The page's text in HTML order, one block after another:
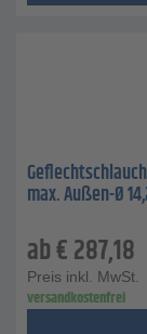
Geflechtschlauch
max. Außen-Ø
ab€287,18
Preis inkl. MwSt.
versandkostenfrei